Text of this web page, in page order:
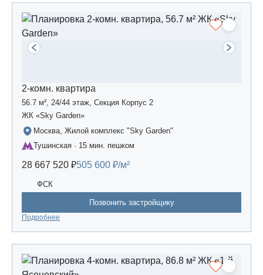
2-комн. квартира
56.7 м², 24/44 этаж, Секция Корпус 2
ЖК «Sky Garden»
Москва, Жилой комплекс "Sky Garden"
Тушинская · 15 мин. пешком
28 667 520 ₽505 600 ₽/м²
ФСК
Позвонить застройщику
Подробнее